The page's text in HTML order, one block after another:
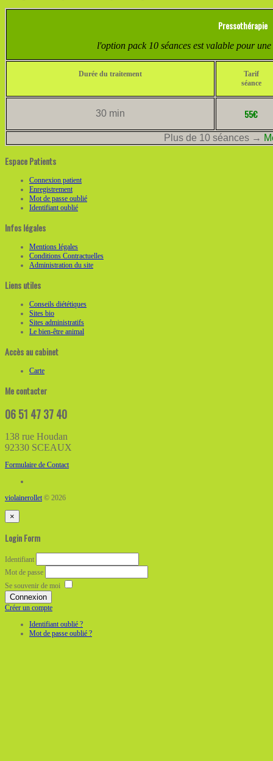
Pressothérapie
l'option pack 10 séances est valable pour
Durée du traitement
Tarif
séance
30 min 55€
Plus de 10 séances →
Espace Patients
Connexion patient
Enregistrement
Mot de passe oublié
Identifiant oublié
Infos légales
Mentions légales
Conditions Contractuelles
Administration du site
Liens utiles
Conseils diététiques
Sites bio
Sites administratifs
Le bien-être animal
Accès au cabinet
Carte
Me contacter
06 51 47 37 40
138 rue Houdan
92330 SCEAUX
Formulaire de Contact
violainerollet© 2026
×
Login Form
Identifiant
Mot de passe
Se souvenir de moi
Connexion
Créer un compte
Identifiant oublié ?
Mot de passe oublié ?